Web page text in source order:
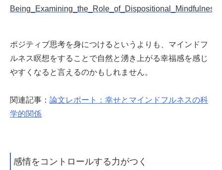
Being_Examining_the_Role_of_Dispositional_Mindfulness
ポジティブ思考を身につけるというよりも、マインドフ
ルネス瞑想をすることで自然と湧き上がる幸福感を感じ
やすくなると言えるのかもしれません。
関連記事： 論文レポート：幸せとマインドフルネスの科
学的関係
感情をコントロールする力がつく